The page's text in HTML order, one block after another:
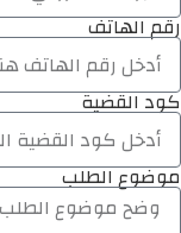
رقم الهاتف
كود القضية
موضوع الطلب